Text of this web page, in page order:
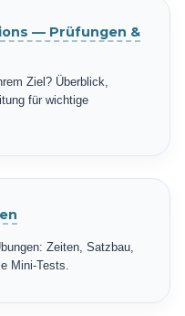
— Prüfungen &
Ziel? Überblick,
für wichtige
Zeiten, Satzbau,
Mini-Tests.